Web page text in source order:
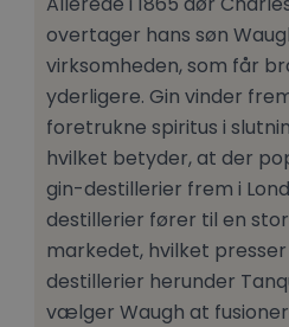
overtager hans søn
virksomheden, som får
yderligere. Gin vinder
foretrukne spiritus i
hvilket betyder, at der
gin-destillerier frem i
destillerier fører til en
markedet, hvilket
destillerier herunder
vælger Waugh at